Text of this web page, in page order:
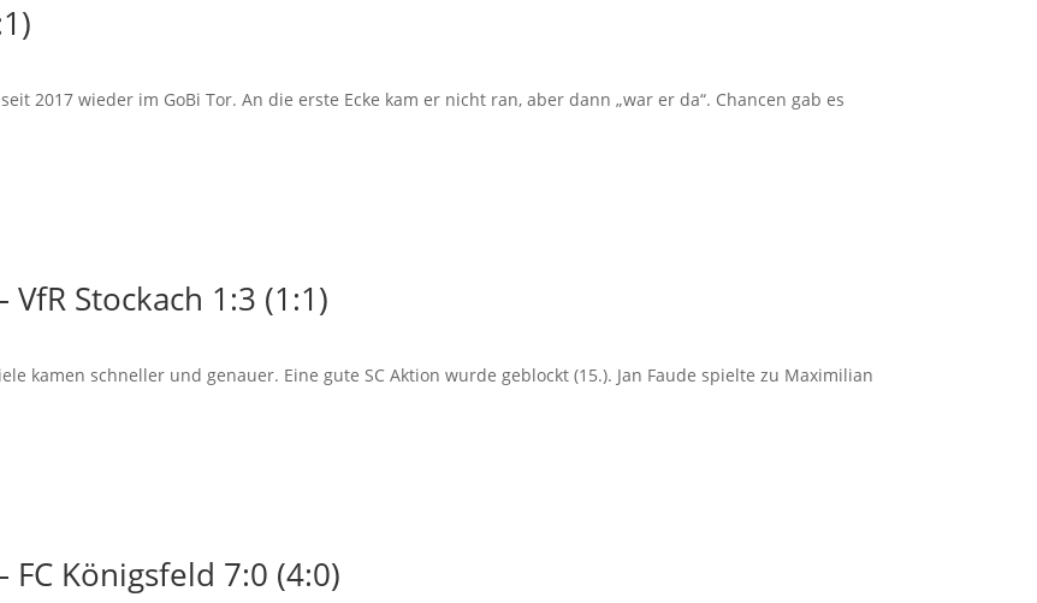
2017 wieder im GoBi Tor. An die erste Ecke kam er nicht ran, aber dann „war er da“. Chancen gab es
Stockach 1:3 (1:1)
kamen schneller und genauer. Eine gute SC Aktion wurde geblockt (15.). Jan Faude spielte zu Maximilian
Königsfeld 7:0 (4:0)